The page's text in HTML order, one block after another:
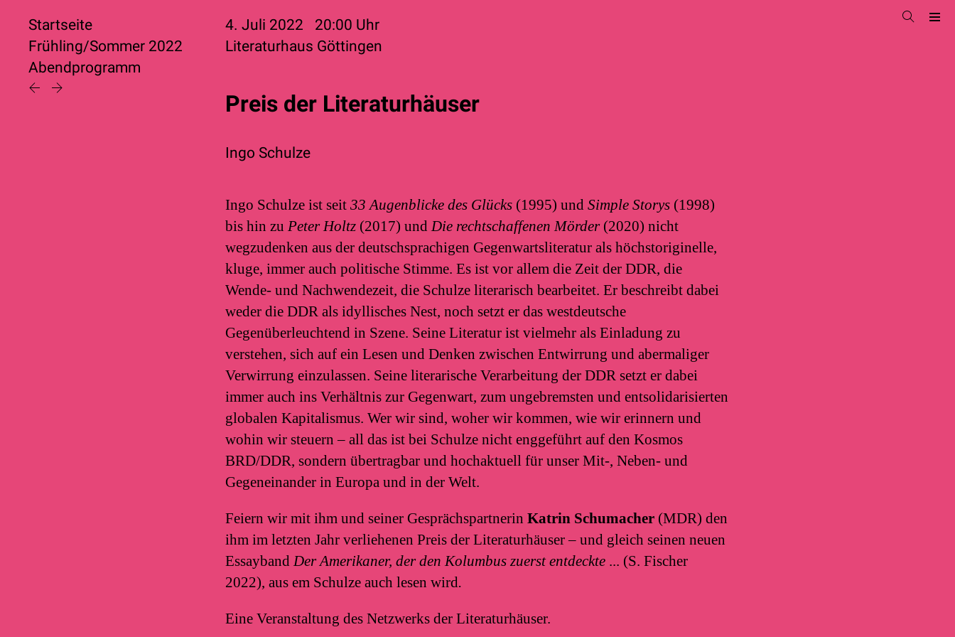
Startseite
Frühling/Sommer 2022
Abendprogramm
4. Juli 2022 20:00 Uhr
Literaturhaus Göttingen
Preis der Literaturhäuser
Ingo Schulze
Ingo Schulze ist seit 33 Augenblicke des Glücks (1995) und Simple Storys (1998)
bis hin zu Peter Holtz (2017) und Die rechtschaffenen Mörder (2020) nicht
wegzudenken aus der deutschsprachigen Gegenwartsliteratur als höchstoriginelle,
kluge, immer auch politische Stimme. Es ist vor allem die Zeit der DDR, die
Wende- und Nachwendezeit, die Schulze literarisch bearbeitet. Er beschreibt dabei
weder die DDR als idyllisches Nest, noch setzt er das westdeutsche
Gegenüberleuchtend in Szene. Seine Literatur ist vielmehr als Einladung zu
verstehen, sich auf ein Lesen und Denken zwischen Entwirrung und abermaliger
Verwirrung einzulassen. Seine literarische Verarbeitung der DDR setzt er dabei
immer auch ins Verhältnis zur Gegenwart, zum ungebremsten und entsolidarisierten
globalen Kapitalismus. Wer wir sind, woher wir kommen, wie wir erinnern und
wohin wir steuern – all das ist bei Schulze nicht enggeführt auf den Kosmos
BRD/DDR, sondern übertragbar und hochaktuell für unser Mit-, Neben- und
Gegeneinander in Europa und in der Welt.
Feiern wir mit ihm und seiner Gesprächspartnerin Katrin Schumacher (MDR) den
ihm im letzten Jahr verliehenen Preis der Literaturhäuser – und gleich seinen neuen
EssaybandDer Amerikaner, der den Kolumbus zuerst entdeckte ... (S. Fischer
2022), aus em Schulze auch lesen wird.
Eine Veranstaltung des Netzwerks der Literaturhäuser.